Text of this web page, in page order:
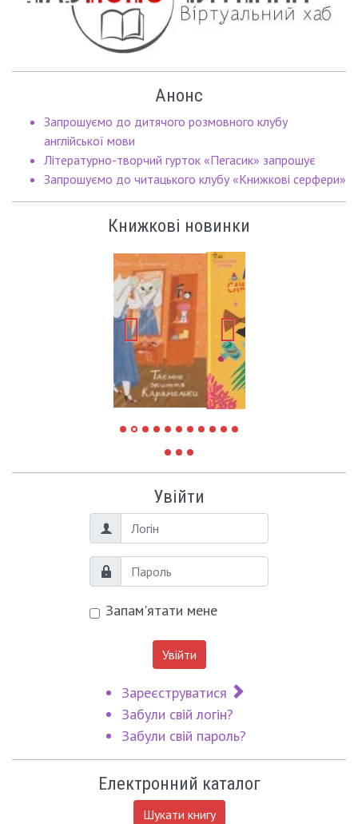
Анонс
Запрошуємо до дитячого розмовного клубу
англійської мови
Літературно-творчий гурток «Пегасик» запрошує
Запрошуємо до читацького клубу «Книжкові серфери»
Книжкові новинки
Увійти
Логін
Пароль
Запам'ятати мене
Увійти
Зареєструватися
Забули свій логін?
Забули свій пароль?
Електронний каталог
Шукати книгу